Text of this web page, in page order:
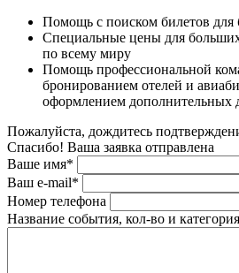
Помощь с поиском билетов для
Специальные цены для
по всему миру
Помощь профессиональной
бронированием отелей и
оформлением дополнительных
Пожалуйста, дождитесь
Спасибо! Ваша заявка отправлена
Ваше имя*
Ваш e-mail*
Номер телефона
Название события, кол-во и